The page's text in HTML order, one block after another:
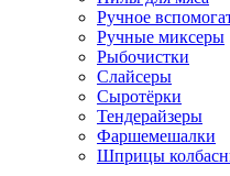
Ручное
Ручные миксеры
Рыбочистки
Слайсеры
Сыротёрки
Тендерайзеры
Фаршемешалки
Шприцы